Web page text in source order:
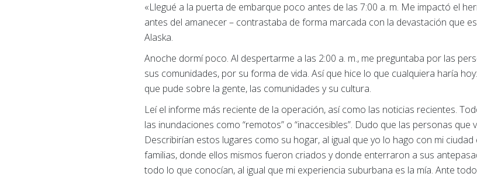
«Llegué a la puerta de embarque poco antes de las 7:00 a. m. Me impactó el
antes del amanecer – contrastaba de forma marcada con la devastación que
Alaska.
Anoche dormí poco. Al despertarme a las 2:00 a. m., me preguntaba por las
sus comunidades, por su forma de vida. Así que hice lo que cualquiera haría
que pude sobre la gente, las comunidades y su cultura.
Leí el informe más reciente de la operación, así como las noticias recientes.
las inundaciones como “remotos” o “inaccesibles”. Dudo que las personas que
Describirían estos lugares como su hogar, al igual que yo lo hago con mi
familias, donde ellos mismos fueron criados y donde enterraron a sus
todo lo que conocían, al igual que mi experiencia suburbana es la mía. Ante